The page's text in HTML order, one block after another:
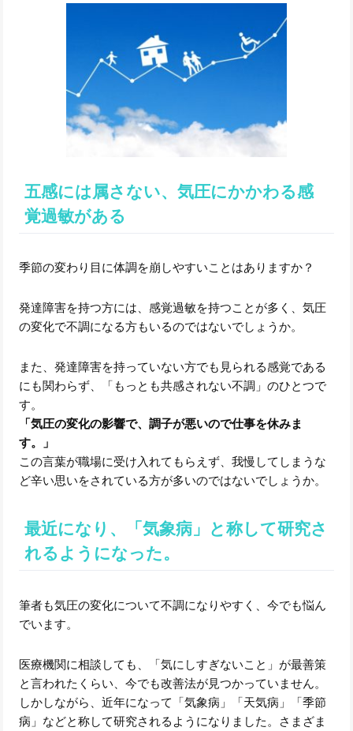
五感には属さない、気圧にかかわる感
覚過敏がある
季節の変わり目に体調を崩しやすいことはありますか？
発達障害を持つ方には、感覚過敏を持つことが多く、気圧
の変化で不調になる方もいるのではないでしょうか。
また、発達障害を持っていない方でも見られる感覚である
にも関わらず、「もっとも共感されない不調」のひとつで
す。
「気圧の変化の影響で、調子が悪いので仕事を休みま
す。」
この言葉が職場に受け入れてもらえず、我慢してしまうな
ど辛い思いをされている方が多いのではないでしょうか。
最近になり、「気象病」と称して研究さ
れるようになった。
筆者も気圧の変化について不調になりやすく、今でも悩ん
でいます。
医療機関に相談しても、「気にしすぎないこと」が最善策
と言われたくらい、今でも改善法が見つかっていません。
しかしながら、近年になって「気象病」「天気病」「季節
病」などと称して研究されるようになりました。さまざま